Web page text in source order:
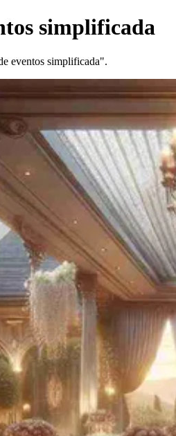
simplificada
eventos simplificada".